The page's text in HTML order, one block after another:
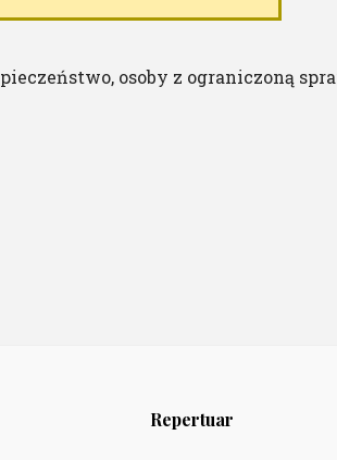
osoby z ograniczoną
Repertuar